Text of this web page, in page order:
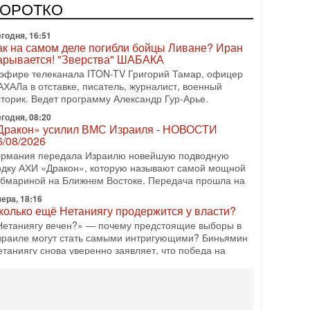
АХИ «Дракон» (Drakon), которая уже стала самой
субмариной в истории ЦАХАЛ. Но почему её
16:51
на самом деле погибли бойцы Ливане? Иран
"Зверства" ШАБАКА
телеканала ITON-TV Григорий Тамар, офицер
в отставке, писатель, журналист, военный
Ведет программу Александр Гур-Арье.
08:20
усилил ВМС Израиля - НОВОСТИ
08/2026
передала Израилю новейшую подводную
АХИ «Дракон», которую называют самой мощной
на Ближнем Востоке. Передача прошла на
18:16
ещё Нетаниягу продержится у власти?
вечен?» — почему предстоящие выборы в
могут стать самыми интригующими? Биньямин
снова уверенно заявляет, что победа на